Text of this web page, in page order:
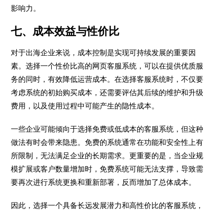
影响力。
七、成本效益与性价比
对于出海企业来说，成本控制是实现可持续发展的重要因
素。选择一个性价比高的网页客服系统，可以在提供优质服
务的同时，有效降低运营成本。在选择客服系统时，不仅要
考虑系统的初始购买成本，还需要评估其后续的维护和升级
费用，以及使用过程中可能产生的隐性成本。
一些企业可能倾向于选择免费或低成本的客服系统，但这种
做法有时会带来隐患。免费的系统通常在功能和安全性上有
所限制，无法满足企业的长期需求。更重要的是，当企业规
模扩展或客户数量增加时，免费系统可能无法支撑，导致需
要再次进行系统更换和重新部署，反而增加了总体成本。
因此，选择一个具备长远发展潜力和高性价比的客服系统，